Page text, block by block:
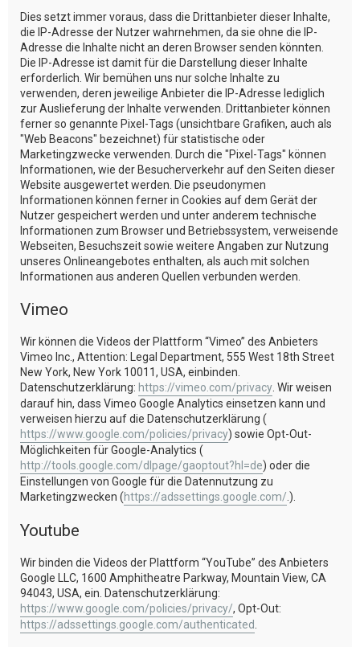
Dies setzt immer voraus, dass die Drittanbieter dieser Inhalte,
die IP-Adresse der Nutzer wahrnehmen, da sie ohne die IP-
Adresse die Inhalte nicht an deren Browser senden könnten.
Die IP-Adresse ist damit für die Darstellung dieser Inhalte
erforderlich. Wir bemühen uns nur solche Inhalte zu
verwenden, deren jeweilige Anbieter die IP-Adresse lediglich
zur Auslieferung der Inhalte verwenden. Drittanbieter können
ferner so genannte Pixel-Tags (unsichtbare Grafiken, auch als
"Web Beacons" bezeichnet) für statistische oder
Marketingzwecke verwenden. Durch die "Pixel-Tags" können
Informationen, wie der Besucherverkehr auf den Seiten dieser
Website ausgewertet werden. Die pseudonymen
Informationen können ferner in Cookies auf dem Gerät der
Nutzer gespeichert werden und unter anderem technische
Informationen zum Browser und Betriebssystem, verweisende
Webseiten, Besuchszeit sowie weitere Angaben zur Nutzung
unseres Onlineangebotes enthalten, als auch mit solchen
Informationen aus anderen Quellen verbunden werden.
Vimeo
Wir können die Videos der Plattform “Vimeo” des Anbieters
Vimeo Inc., Attention: Legal Department, 555 West 18th Street
New York, New York 10011, USA, einbinden.
Datenschutzerklärung: https://vimeo.com/privacy . Wir weisen
darauf hin, dass Vimeo Google Analytics einsetzen kann und
verweisen hierzu auf die Datenschutzerklärung (
https://www.google.com/policies/privacy) sowie Opt-Out-
Möglichkeiten für Google-Analytics (
http://tools.google.com/dlpage/gaoptout?hl=de) oder die
Einstellungen von Google für die Datennutzung zu
Marketingzwecken (https://adssettings.google.com/ .).
Youtube
Wir binden die Videos der Plattform “YouTube” des Anbieters
Google LLC, 1600 Amphitheatre Parkway, Mountain View, CA
94043, USA, ein. Datenschutzerklärung:
https://www.google.com/policies/privacy/, Opt-Out:
https://adssettings.google.com/authenticated